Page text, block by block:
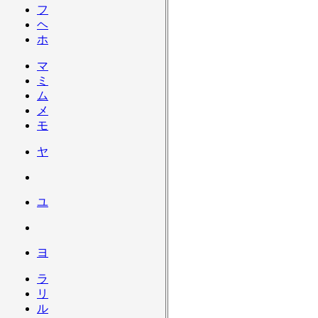
フ
ヘ
ホ
マ
ミ
ム
メ
モ
ヤ
ユ
ヨ
ラ
リ
ル